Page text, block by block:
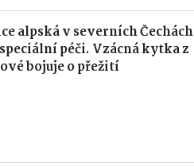
alpská v severních Čechách
péči. Vzácná kytka z
bojuje o přežití